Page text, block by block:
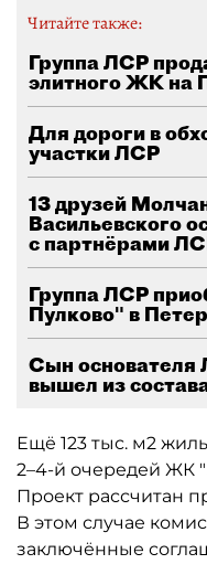
Читайте также:
Группа ЛСР
элитного ЖК на
Для дороги в
участки ЛСР
13 друзей
Васильевского
с партнёрами
Группа ЛСР
Пулково" в
Сын основателя
вышел из
Ещё 123 тыс. м2
2–4-й очередей ЖК
Проект рассчитан
В этом случае
заключённые